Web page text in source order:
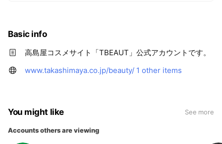
Basic info
高島屋コスメサイト「TBEAUT」公式アカウントです。
www.takashimaya.co.jp/beauty/ 1 other items
You might like See more
Accounts others are viewing